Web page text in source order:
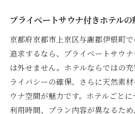
サウナ付きコテージの特
み方
上質な天然素材が演出す
伊根町サウナ宿泊で非日
プライベートサウナで日常か
プライベートサウナが与
プライベートサウナ付きホテル
京都府京都市上京区与謝郡伊根町
追求するなら、プライベートサウ
は外せません。ホテルならではの
ライバシーの確保、さらに天然素
ウナ空間が魅力です。ホテルごと
利用時間、プラン内容が異なるた